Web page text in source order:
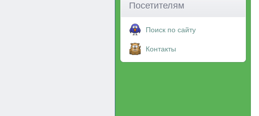
Посетителям
Поиск по сайту
Контакты